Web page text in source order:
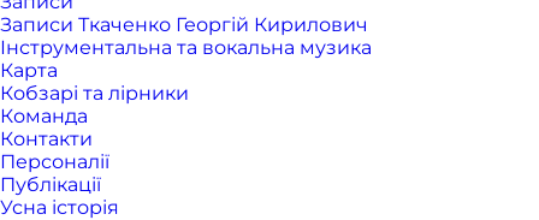
Записи Ткаченко Георгій Кирилович
Інструментальна та вокальна музика
Карта
Кобзарі та лірники
Команда
Контакти
Персоналії
Публікації
Усна історія